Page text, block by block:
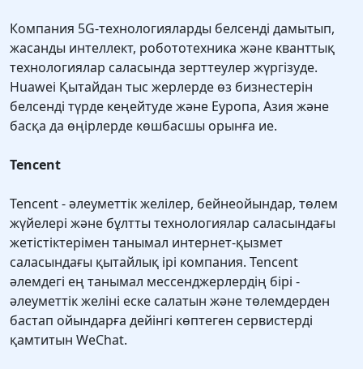
Компания 5G-технологияларды белсенді дамытып,
жасанды интеллект, робототехника және кванттық
технологиялар саласында зерттеулер жүргізуде.
Huawei Қытайдан тыс жерлерде өз бизнестерін
белсенді түрде кеңейтуде және Еуропа, Азия және
басқа да өңірлерде көшбасшы орынға ие.
Tencent
Tencent - әлеуметтік желілер, бейнеойындар, төлем
жүйелері және бұлтты технологиялар саласындағы
жетістіктерімен танымал интернет-қызмет
саласындағы қытайлық ірі компания. Tencent
әлемдегі ең танымал мессенджерлердің бірі -
әлеуметтік желіні еске салатын және төлемдерден
бастап ойындарға дейінгі көптеген сервистерді
қамтитын WeChat.